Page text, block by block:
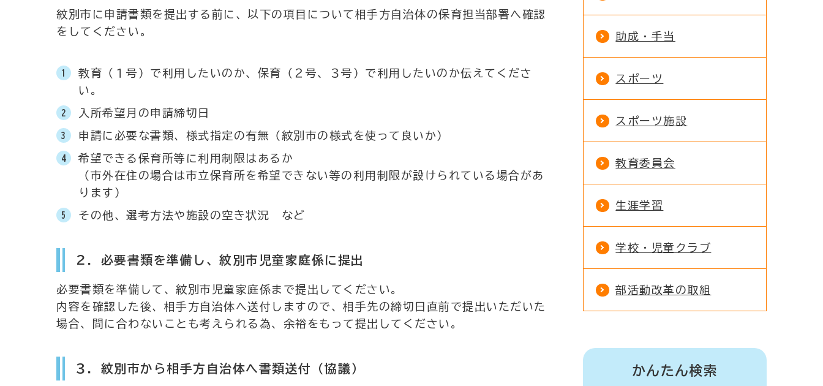
紋別市に申請書類を提出する前に、以下の項目について相手方自治体の保育担当部署へ確認
をしてください。
教育（１号）で利用したいのか、保育（２号、３号）で利用したいのか伝えてくださ
い。
入所希望月の申請締切日
申請に必要な書類、様式指定の有無（紋別市の様式を使って良いか）
希望できる保育所等に利用制限はあるか
（市外在住の場合は市立保育所を希望できない等の利用制限が設けられている場合があ
ります）
その他、選考方法や施設の空き状況 など
２．必要書類を準備し、紋別市児童家庭係に提出
必要書類を準備して、紋別市児童家庭係まで提出してください。
内容を確認した後、相手方自治体へ送付しますので、相手先の締切日直前で提出いただいた
場合、間に合わないことも考えられる為、余裕をもって提出してください。
３．紋別市から相手方自治体へ書類送付（協議）
助成・手当
スポーツ
スポーツ施設
教育委員会
生涯学習
学校・児童クラブ
部活動改革の取組
かんたん検索